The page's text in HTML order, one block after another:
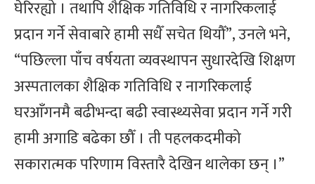
घेरिरह्यो । तथापि शैक्षिक गतिविधि र नागरिकलाई
प्रदान गर्ने सेवाबारे हामी सधैँ सचेत थियौँ”, उनले भने,
“पछिल्ला पाँच वर्षयता व्यवस्थापन सुधारदेखि शिक्षण
अस्पतालका शैक्षिक गतिविधि र नागरिकलाई
घरआँगनमै बढीभन्दा बढी स्वास्थ्यसेवा प्रदान गर्ने गरी
हामी अगाडि बढेका छौँ । ती पहलकदमीको
सकारात्मक परिणाम विस्तारै देखिन थालेका छन् ।”